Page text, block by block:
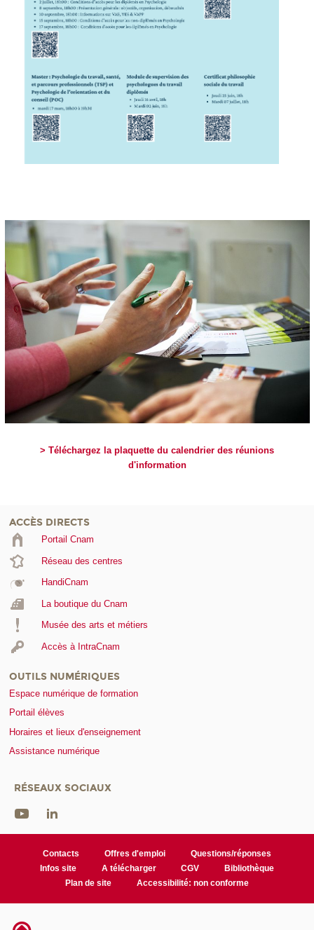
> Téléchargez la plaquette du calendrier des réunions
d'information
ACCÈS DIRECTS
Portail Cnam
Réseau des centres
HandiCnam
La boutique du Cnam
Musée des arts et métiers
Accès à IntraCnam
OUTILS NUMÉRIQUES
Espace numérique de formation
Portail élèves
Horaires et lieux d'enseignement
Assistance numérique
RÉSEAUX SOCIAUX
Contacts Offres d'emploi
Questions/réponses
Infos site
A télécharger CGV
Bibliothèque
Plan de site
Accessibilité: non conforme